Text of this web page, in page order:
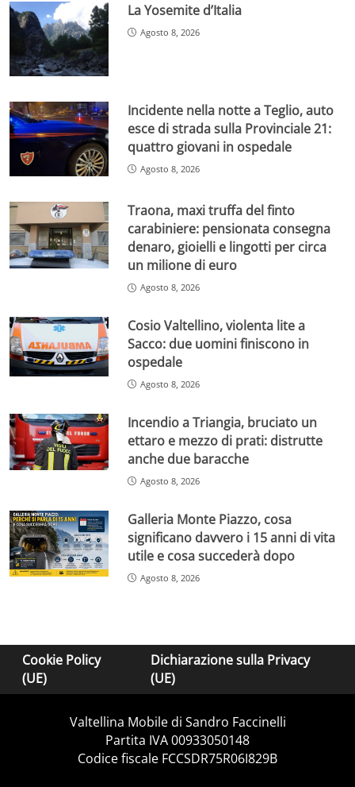
La Yosemite d’Italia
Agosto 8, 2026
Incidente nella notte a Teglio, auto
esce di strada sulla Provinciale 21:
quattro giovani in ospedale
Agosto 8, 2026
Traona, maxi truffa del finto
carabiniere: pensionata consegna
denaro, gioielli e lingotti per circa
un milione di euro
Agosto 8, 2026
Cosio Valtellino, violenta lite a
Sacco: due uomini finiscono in
ospedale
Agosto 8, 2026
Incendio a Triangia, bruciato un
ettaro e mezzo di prati: distrutte
anche due baracche
Agosto 8, 2026
Galleria Monte Piazzo, cosa
significano davvero i 15 anni di vita
utile e cosa succederà dopo
Agosto 8, 2026
Cookie Policy
(UE)
Dichiarazione sulla Privacy
(UE)
Valtellina Mobile di Sandro Faccinelli
Partita IVA 00933050148
Codice fiscale FCCSDR75R06I829B